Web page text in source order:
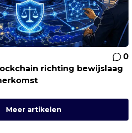
0
richting bewijslaag
Meer artikelen